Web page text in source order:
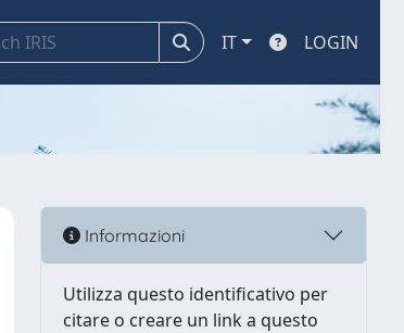
IT LOGIN
Informazioni
Utilizza questo identificativo per
citare o creare un link a questo